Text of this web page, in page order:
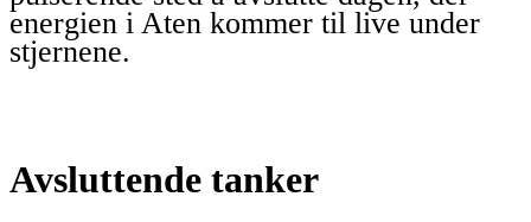
energien i Aten kommer til live under
stjernene.
Avsluttende tanker